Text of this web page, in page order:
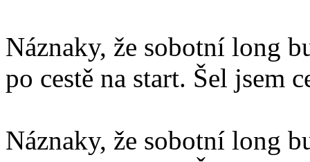
Náznaky, že sobotní long
po cestě na start. Šel jsem
Náznaky, že sobotní long